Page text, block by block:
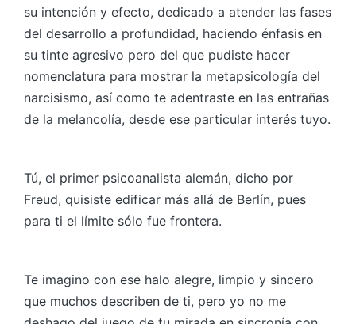
su intención y efecto, dedicado a atender las fases
del desarrollo a profundidad, haciendo énfasis en
su tinte agresivo pero del que pudiste hacer
nomenclatura para mostrar la metapsicología del
narcisismo, así como te adentraste en las entrañas
de la melancolía, desde ese particular interés tuyo.
Tú, el primer psicoanalista alemán, dicho por
Freud, quisiste edificar más allá de Berlín, pues
para ti el límite sólo fue frontera.
Te imagino con ese halo alegre, limpio y sincero
que muchos describen de ti, pero yo no me